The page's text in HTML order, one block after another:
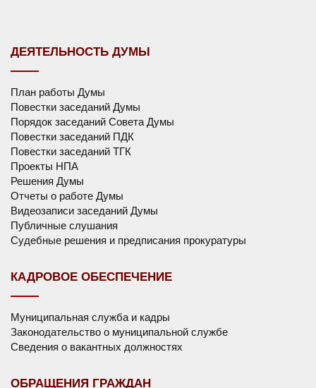
ДЕЯТЕЛЬНОСТЬ ДУМЫ
План работы Думы
Повестки заседаний Думы
Порядок заседаний Совета Думы
Повестки заседаний ПДК
Повестки заседаний ТГК
Проекты НПА
Решения Думы
Отчеты о работе Думы
Видеозаписи заседаний Думы
Публичные слушания
Судебные решения и предписания прокуратуры
КАДРОВОЕ ОБЕСПЕЧЕНИЕ
Муниципальная служба и кадры
Законодательство о муниципальной службе
Сведения о вакантных должностях
ОБРАЩЕНИЯ ГРАЖДАН